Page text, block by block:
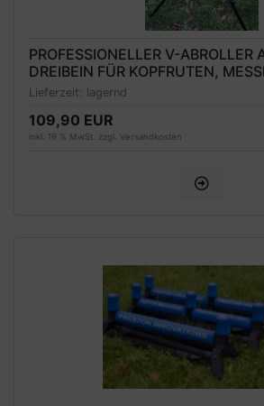
PROFESSIONELLER V-ABROLLER
DREIBEIN FÜR KOPFRUTEN,
Lieferzeit: lagernd
109,90 EUR
inkl. 19 % MwSt. zzgl. Versandkosten